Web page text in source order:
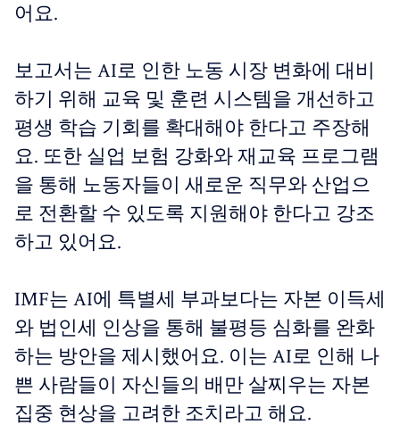
어요.
보고서는 AI로 인한 노동 시장 변화에 대비
하기 위해 교육 및 훈련 시스템을 개선하고
평생 학습 기회를 확대해야 한다고 주장해
요. 또한 실업 보험 강화와 재교육 프로그램
을 통해 노동자들이 새로운 직무와 산업으
로 전환할 수 있도록 지원해야 한다고 강조
하고 있어요.
IMF는 AI에 특별세 부과보다는 자본 이득세
와 법인세 인상을 통해 불평등 심화를 완화
하는 방안을 제시했어요. 이는 AI로 인해 나
쁜 사람들이 자신들의 배만 살찌우는 자본
집중 현상을 고려한 조치라고 해요.